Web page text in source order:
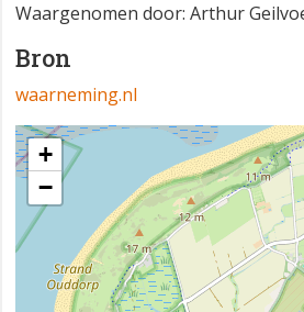
Waargenomen door: Arthur
Bron
waarneming.nl
+
−